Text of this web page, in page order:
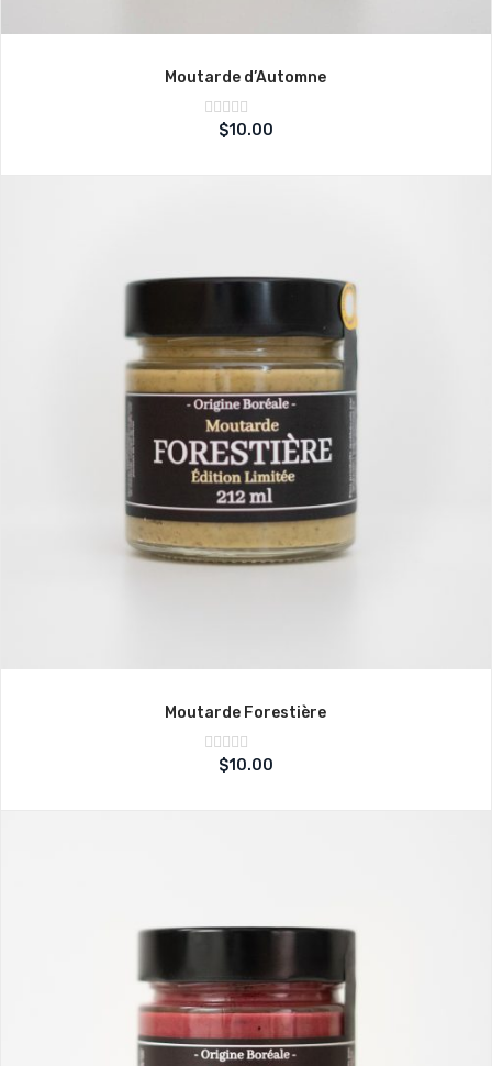
Moutarde d’Automne
Note
sur
$10.00
Moutarde Forestière
Note
sur
$10.00